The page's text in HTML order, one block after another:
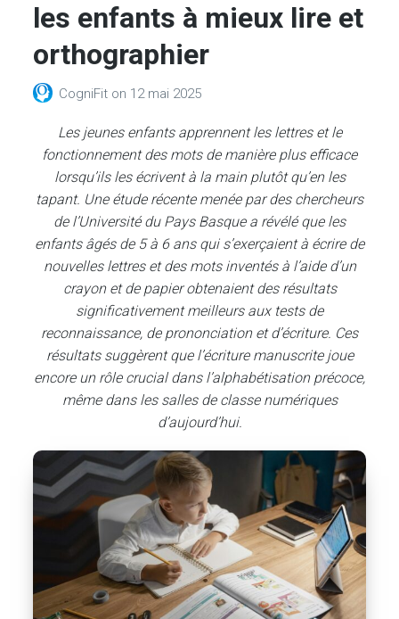
les enfants à mieux lire et
orthographier
CogniFit on 12 mai 2025
Les jeunes enfants apprennent les lettres et le
fonctionnement des mots de manière plus efficace
lorsqu’ils les écrivent à la main plutôt qu’en les
tapant. Une étude récente menée par des chercheurs
de l’Université du Pays Basque a révélé que les
enfants âgés de 5 à 6 ans qui s’exerçaient à écrire de
nouvelles lettres et des mots inventés à l’aide d’un
crayon et de papier obtenaient des résultats
significativement meilleurs aux tests de
reconnaissance, de prononciation et d’écriture. Ces
résultats suggèrent que l’écriture manuscrite joue
encore un rôle crucial dans l’alphabétisation précoce,
même dans les salles de classe numériques
d’aujourd’hui.